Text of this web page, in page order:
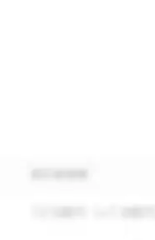
リューションの提供